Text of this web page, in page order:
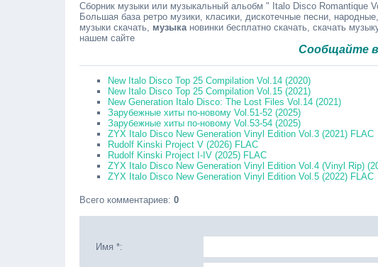
Сборник музыки или музыкальный альобм " Italo Disco Romantique
Большая база ретро музики, класики, дискотечные песни,
музыки скачать, музыкановинки бесплатно скачать, скачать
нашем сайте
Сообщайте в
New Italo Disco Top 25 Compilation Vol.14 (2020)
New Italo Disco Top 25 Compilation Vol.15 (2021)
New Generation Italo Disco: The Lost Files Vol.14 (2021)
Зарубежные хиты по-новому Vol.51-52 (2025)
Зарубежные хиты по-новому Vol.53-54 (2025)
ZYX Italo Disco New Generation Vinyl Edition Vol.3 (2021) FLAC
Rudolf Kinski Project V (2026) FLAC
Rudolf Kinski Project I-IV (2025) FLAC
ZYX Italo Disco New Generation Vinyl Edition Vol.4 (Vinyl Rip)
ZYX Italo Disco New Generation Vinyl Edition Vol.5 (2022) FLAC
Всего комментариев: 0
Имя *: